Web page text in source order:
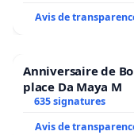
Avis de
Anniversaire de
place Da Maya M
635 signatures
Avis de